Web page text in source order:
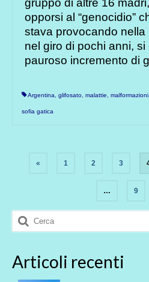
gruppo di altre 16
opporsi al “genocidio”
stava provocando nella
nel giro di pochi anni,
pauroso incremento di
Argentina glifosato malattie malformazioni
sofia gatica
Paginazione
articoli
« 1 2 3
… 9
Cerca:
Articoli recenti